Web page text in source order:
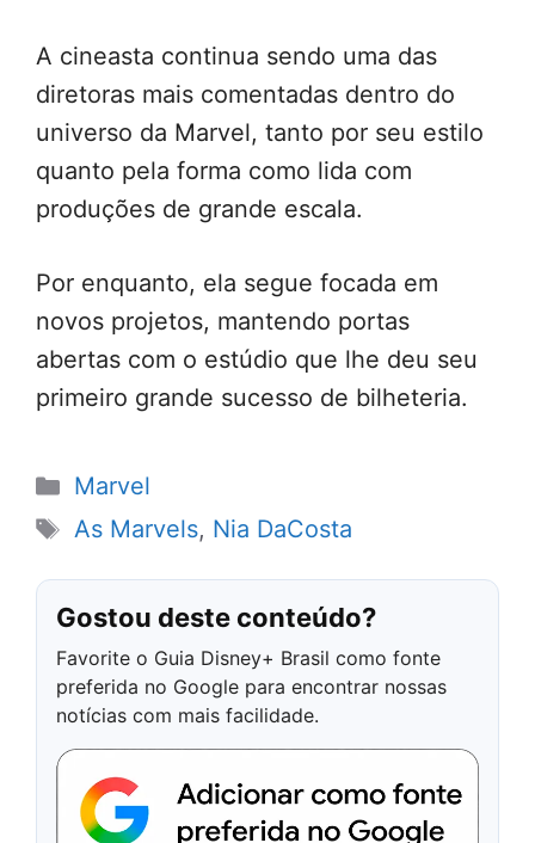
A cineasta continua sendo uma das
diretoras mais comentadas dentro do
universo da Marvel, tanto por seu estilo
quanto pela forma como lida com
produções de grande escala.
Por enquanto, ela segue focada em
novos projetos, mantendo portas
abertas com o estúdio que lhe deu seu
primeiro grande sucesso de bilheteria.
Categorias
Marvel
Tags
As Marvels, Nia DaCosta
Gostou deste conteúdo?
Favorite o Guia Disney+ Brasil como fonte
preferida no Google para encontrar nossas
notícias com mais facilidade.